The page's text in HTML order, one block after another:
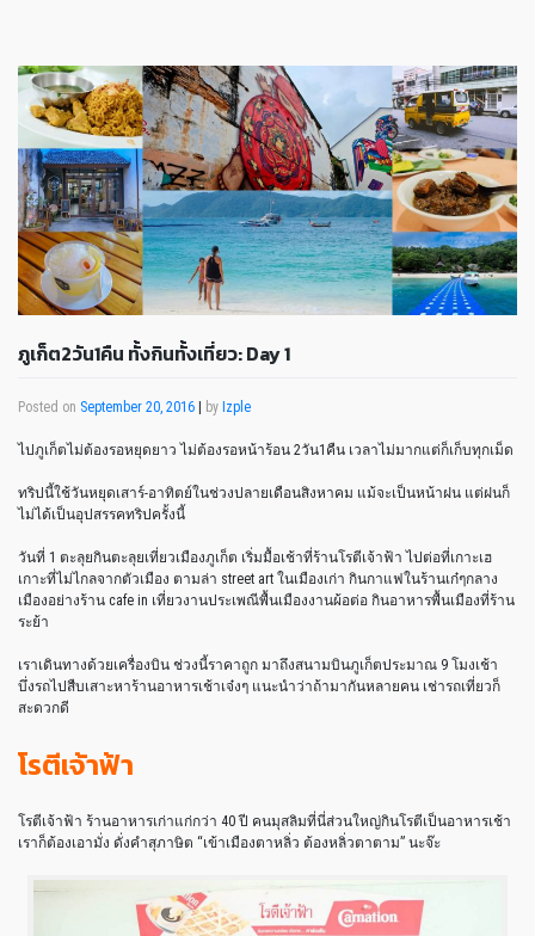
ภูเก็ต2วัน1คืน ทั้งกินทั้งเที่ยว: Day 1
Posted on September 20, 2016 by Izple
ไปภูเก็ตไม่ต้องรอหยุดยาว ไม่ต้องรอหน้าร้อน 2วัน1คืน เวลาไม่มากแต่ก็เก็บทุกเม็ด
ทริปนี้ใช้วันหยุดเสาร์-อาทิตย์ในช่วงปลายเดือนสิงหาคม แม้จะเป็นหน้าฝน แต่ฝนก็
ไม่ได้เป็นอุปสรรคทริปครั้งนี้
วันที่ 1 ตะลุยกินตะลุยเที่ยวเมืองภูเก็ต เริ่มมื้อเช้าที่ร้านโรตีเจ้าฟ้า ไปต่อที่เกาะเฮ
เกาะที่ไม่ไกลจากตัวเมือง ตามล่า street art ในเมืองเก่า กินกาแฟในร้านเก๋ๆกลาง
เมืองอย่างร้าน cafe in เที่ยวงานประเพณีพื้นเมืองงานผ้อต่อ กินอาหารพื้นเมืองที่ร้าน
ระย้า
เราเดินทางด้วยเครื่องบิน ช่วงนี้ราคาถูก มาถึงสนามบินภูเก็ตประมาณ 9 โมงเช้า
บึ่งรถไปสืบเสาะหาร้านอาหารเช้าเจ๋งๆ แนะนำว่าถ้ามากันหลายคน เช่ารถเที่ยวก็
สะดวกดี
โรตีเจ้าฟ้า
โรตีเจ้าฟ้า ร้านอาหารเก่าแก่กว่า 40 ปี คนมุสลิมที่นี่ส่วนใหญ่กินโรตีเป็นอาหารเช้า
เราก็ต้องเอามั่ง ดั่งคำสุภาษิต “เข้าเมืองตาหลิ่ว ต้องหลิ่วตาตาม” นะจ๊ะ